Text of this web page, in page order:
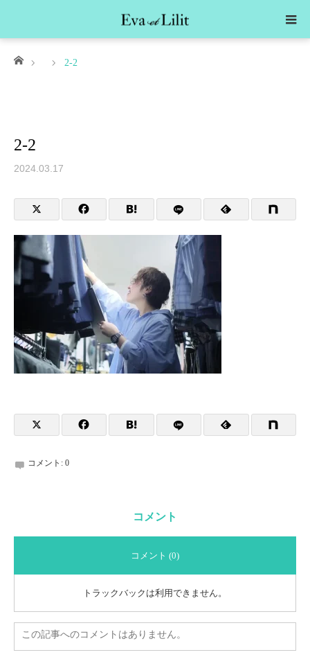
ホーム 2-2
2-2
2024.03.17
コメント: 0
コメント
コメント (0)
トラックバックは利用できません。
この記事へのコメントはありません。